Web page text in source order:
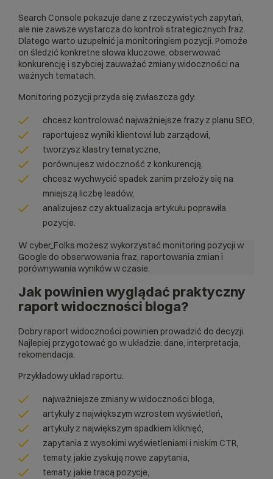
Search Console pokazuje dane z rzeczywistych zapytań,
ale nie zawsze wystarcza do kontroli strategicznych fraz.
Dlatego warto uzupełnić ja monitoringiem pozycji. Pomoże
on śledzić konkretne słowa kluczowe, obserwować
konkurencję i szybciej zauważać zmiany widoczności na
ważnych tematach.
Monitoring pozycji przyda się zwłaszcza gdy:
chcesz kontrolować najważniejsze frazy z planu SEO,
raportujesz wyniki klientowi lub zarządowi,
tworzysz klastry tematyczne,
porównujesz widoczność z konkurencją,
chcesz wychwycić spadek zanim przełoży się na
mniejszą liczbę leadów,
analizujesz czy aktualizacja artykułu poprawiła
pozycje.
W cyber_Folks możesz wykorzystać monitoring pozycji w
Google do obserwowania fraz, raportowania zmian i
porównywania wyników w czasie.
Jak powinien wyglądać praktyczny
raport widoczności bloga?
Dobry raport widoczności powinien prowadzić do decyzji.
Najlepiej przygotować go w układzie: dane, interpretacja,
rekomendacja.
Przykładowy układ raportu:
najważniejsze zmiany w widoczności bloga,
artykuły z największym wzrostem wyświetleń,
artykuły z największym spadkiem kliknięć,
zapytania z wysokimi wyświetleniami i niskim CTR,
tematy, jakie zyskują nowe zapytania,
tematy, jakie tracą pozycje,